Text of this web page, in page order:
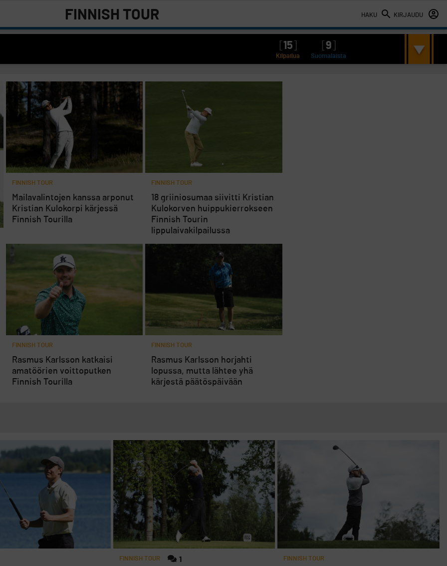
HAKU KIRJAUDU
FINNISH TOUR
15 9
Kilpailua Suomalaista
FINNISH TOUR
Mailavalintojen kanssa arponut
Kristian Kulokorpi kärjessä
Finnish Tourilla
FINNISH TOUR
18 griiniosumaa siivitti Kristian
Kulokorven huippukierrokseen
Finnish Tourin
lippulaivakilpailussa
FINNISH TOUR
Rasmus Karlsson katkaisi
amatöörien voittoputken
Finnish Tourilla
FINNISH TOUR
Rasmus Karlsson horjahti
lopussa, mutta lähtee yhä
kärjestä päätöspäivään
FINNISH TOUR 1 FINNISH TOUR